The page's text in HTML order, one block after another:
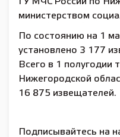
министерством
По состоянию на 1
установлено 3 177
Всего в 1 полугодии
Нижегородской
16 875 извещателей.
Подписывайтесь на